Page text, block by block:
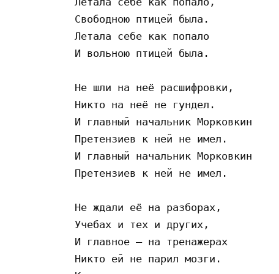
Свободною птицей была.
Летала себе как попало
И вольною птицей была.
Не шли на неё расшифровки,
Никто на неё не гундел.
И главный начальник Морковкин
Претензиев к ней не имел.
И главный начальник Морковкин
Претензиев к ней не имел.
Не ждали её на разборах,
Учебах и тех и других,
И главное – на тренажерах
Никто ей не парил мозги.